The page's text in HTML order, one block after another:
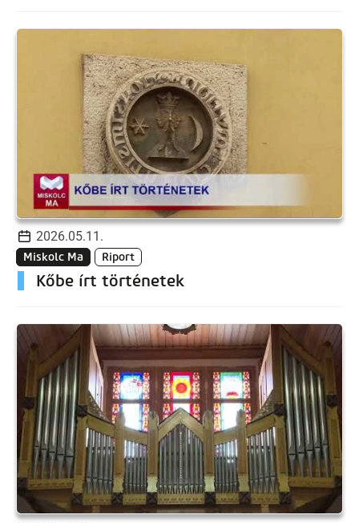
2026.05.11.
Miskolc Ma Riport
Kőbe írt történetek